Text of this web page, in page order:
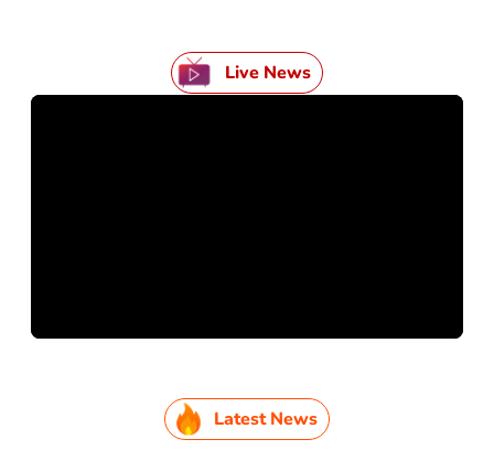
Live News
Latest News